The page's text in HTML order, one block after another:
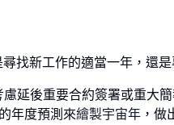
找新工作的適當一年，還是
延後重要合約簽署或重大
年度預測來繪製宇宙年 ，做